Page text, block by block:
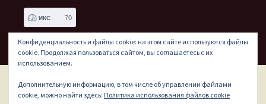
ИКС 70
Сайт работает на WordPress
Конфиденциальность и файлы cookie: на этом сайте используются файлы
cookie. Продолжая пользоваться сайтом, вы соглашаетесь с их
использованием.
Дополнительную информацию, в том числе об управлении файлами
cookie, можно найти здесь: Политика использования файлов cookie